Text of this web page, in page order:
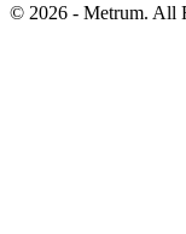
© 2026 - Metrum. All